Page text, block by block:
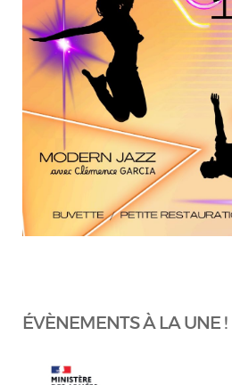
ÉVÈNEMENTS À LA UNE !